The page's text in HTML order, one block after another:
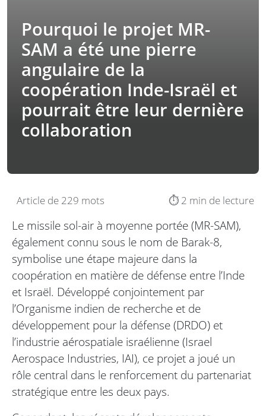
Pourquoi le projet MR-
SAM a été une pierre
angulaire de la
coopération Inde-Israël et
pourrait être leur dernière
collaboration
Article de 229 mots ⏱️ 2 min de lecture
Le missile sol-air à moyenne portée (MR-SAM),
également connu sous le nom de Barak-8,
symbolise une étape majeure dans la
coopération en matière de défense entre l’Inde
et Israël. Développé conjointement par
l’Organisme indien de recherche et de
développement pour la défense (DRDO) et
l’industrie aérospatiale israélienne (Israel
Aerospace Industries, IAI), ce projet a joué un
rôle central dans le renforcement du partenariat
stratégique entre les deux pays.